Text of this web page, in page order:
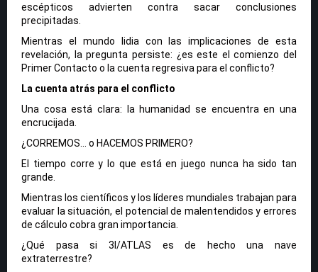
escépticos advierten contra sacar conclusiones
precipitadas.
Mientras el mundo lidia con las implicaciones de esta
revelación, la pregunta persiste: ¿es este el comienzo del
Primer Contacto o la cuenta regresiva para el conflicto?
La cuenta atrás para el conflicto
Una cosa está clara: la humanidad se encuentra en una
encrucijada.
¿CORREMOS… o HACEMOS PRIMERO?
El tiempo corre y lo que está en juego nunca ha sido tan
grande.
Mientras los científicos y los líderes mundiales trabajan para
evaluar la situación, el potencial de malentendidos y errores
de cálculo cobra gran importancia.
¿Qué pasa si 3I/ATLAS es de hecho una nave
extraterrestre?